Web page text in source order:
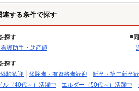
連する条件で探す
探す
護助手・助産師
探す
験歓迎 経験者・有資格者歓迎 新卒・第二新卒
ル（40代～）活躍中 エルダー（50代～）活躍中